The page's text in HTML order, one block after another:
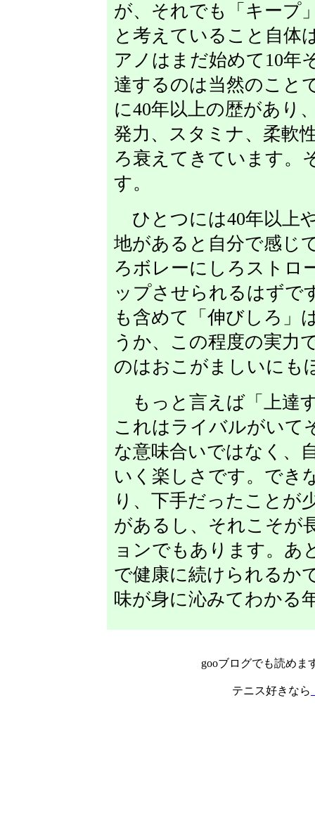
が、それでも「キープ
と考えていること自体
アノはまだ始めて10年
達するのは当然のこと
に40年以上の歴があり
発力、スタミナ、柔軟
ろ衰えてきています。
す。
ひとつには40年以上
地があると自分で感じ
ろボレーにしろストロ
ップさせられるはずで
も含めて「伸びしろ」
うか、この程度の実力
のはおこがましいにも
もっと言えば「上達
これはライバルがいて
な意味合いではなく、
いく楽しさです。でき
り、下手だったことが
があるし、それこそが
ョンでもあります。あ
で健康に続けられるか
味が身に沁みてわかる
gooブログでも読めま
テニス好きなら